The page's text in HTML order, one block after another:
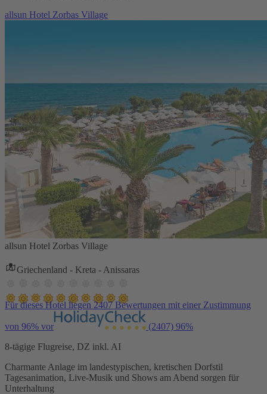
allsun Hotel Zorbas Village
allsun Hotel Zorbas Village
Griechenland - Kreta - Anissaras
Für dieses Hotel liegen 2407 Bewertungen mit einer Zustimmung
von 96% vor (2407) 96%
8-tägige Flugreise, DZ inkl. AI
Charmante Anlage im landestypischen, kretischen Dorfstil
Tagesanimation, Live-Musik und Shows am Abend sorgen für
Unterhaltung